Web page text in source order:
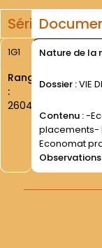
Série
1G1
Rang
:
2604
Nature de la
Dossier :VIE
Contenu :-Economat provincial (dons- prêts-
placements-
Economat
générale)
Observations